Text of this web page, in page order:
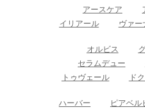
アースケア
イリアール
ヴァー
オルビス
セラムデュー
トゥヴェール
ド
ハーバー
ピアベル